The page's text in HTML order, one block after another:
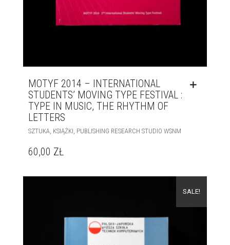
MOTYF 2014 – INTERNATIONAL
STUDENTS’ MOVING TYPE FESTIVAL :
TYPE IN MUSIC, THE RHYTHM OF
LETTERS
SZTUKA, KSIĄŻKI, PUBLISHING RESEARCH STUDIO WSNM
60,00 ZŁ
SALE!